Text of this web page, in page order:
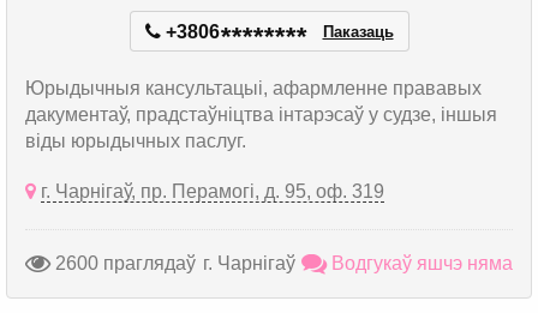
+3806******** Паказаць
Юрыдычныя кансультацыі, афармленне прававых
дакументаў, прадстаўніцтва інтарэсаў у судзе, іншыя
віды юрыдычных паслуг.
г. Чарнігаў, пр. Перамогі, д. 95, оф. 319
2600 праглядаў г. Чарнігаў Водгукаў яшчэ няма